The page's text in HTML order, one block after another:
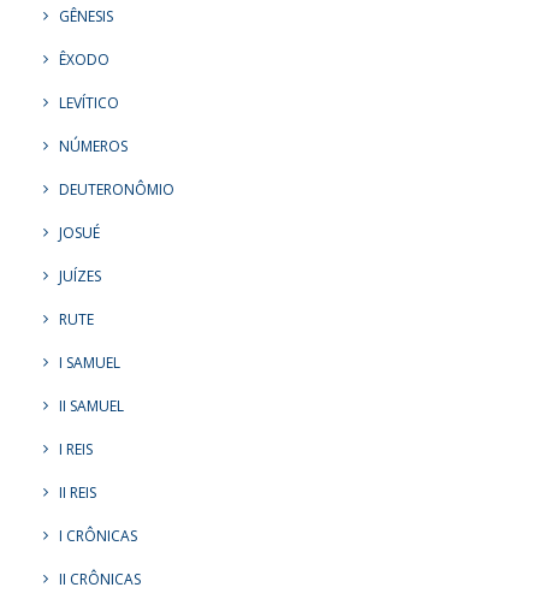
GÊNESIS
ÊXODO
LEVÍTICO
NÚMEROS
DEUTERONÔMIO
JOSUÉ
JUÍZES
RUTE
I SAMUEL
II SAMUEL
I REIS
II REIS
I CRÔNICAS
II CRÔNICAS